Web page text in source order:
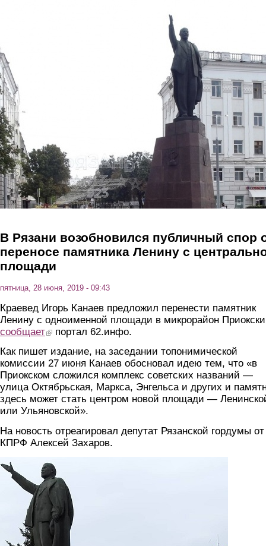
В Рязани возобновился публичный спор
переносе памятника Ленину с
площади
пятница, 28 июня, 2019 - 09:43
Краевед Игорь Канаев предложил перенести памятник
Ленину с одноименной площади в микрорайон
сообщает(link is external)
портал 62.инфо.
Как пишет издание, на заседании топонимической
комиссии 27 июня Канаев обосновал идею тем, что «в
Приокском сложился комплекс советских названий —
улица Октябрьская, Маркса, Энгельса и других и
здесь может стать центром новой площади —
или Ульяновской».
На новость отреагировал депутат Рязанской гордумы от
КПРФ Алексей Захаров.
pamyatnik.png